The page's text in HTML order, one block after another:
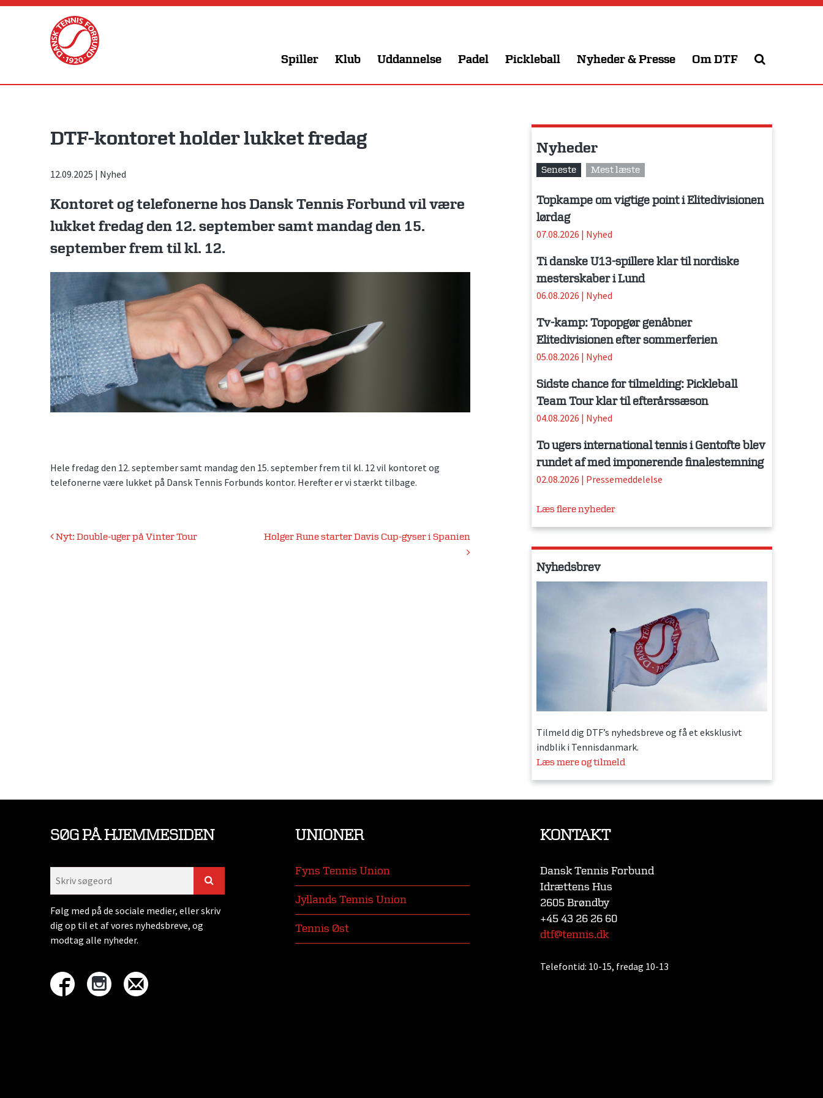
Skip
Spiller Klub Uddannelse Padel Pickleball Nyheder & Presse Om DTF
DTF-kontoret holder lukket fredag
12.09.2025 | Nyhed
Kontoret og telefonerne hos Dansk Tennis Forbund vil være
lukket fredag den 12. september samt mandag den 15.
september frem til kl. 12.
Hele fredag den 12. september samt mandag den 15. september frem til kl. 12 vil kontoret og
telefonerne være lukket på Dansk Tennis Forbunds kontor. Herefter er vi stærkt tilbage.
Indlægsnavigation
Nyt: Double-uger på Vinter Tour Holger Rune starter Davis Cup-gyser i Spanien
Nyheder
Seneste Mest læste
Topkampe om vigtige point i Elitedivisionen
lørdag
07.08.2026 | Nyhed
Ti danske U13-spillere klar til nordiske
mesterskaber i Lund
06.08.2026 | Nyhed
Tv-kamp: Topopgør genåbner
Elitedivisionen efter sommerferien
05.08.2026 | Nyhed
Sidste chance for tilmelding: Pickleball
Team Tour klar til efterårssæson
04.08.2026 | Nyhed
To ugers international tennis i Gentofte blev
rundet af med imponerende finalestemning
02.08.2026 | Pressemeddelelse
Læs flere nyheder
Nyhedsbrev
Tilmeld dig DTF’s nyhedsbreve og få et eksklusivt
indblik i Tennisdanmark.
Læs mere og tilmeld
SØG PÅ HJEMMESIDEN
Følg med på de sociale medier, eller skriv
dig op til et af vores nyhedsbreve, og
modtag alle nyheder.
UNIONER
Fyns Tennis Union
Jyllands Tennis Union
Tennis Øst
KONTAKT
Dansk Tennis Forbund
Idrættens Hus
2605 Brøndby
+45 43 26 26 60
dtf@tennis.dk
Telefontid: 10-15, fredag 10-13